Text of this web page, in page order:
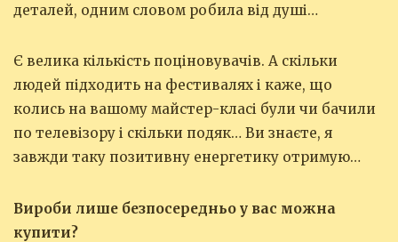
деталей, одним словом робила від душі…
Є велика кількість поціновувачів. А скільки
людей підходить на фестивалях і каже, що
колись на вашому майстер-класі були чи бачили
по телевізору і скільки подяк… Ви знаєте, я
завжди таку позитивну енергетику отримую…
Вироби лише безпосередньо у вас можна
купити?